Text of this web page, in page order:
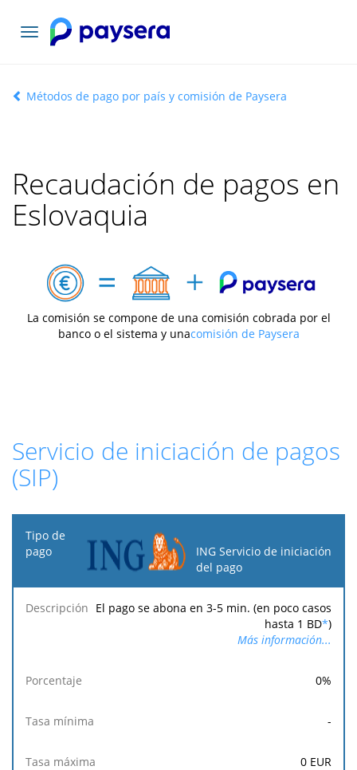
Toggle
navigation
Métodos de pago por país y comisión de Paysera
Recaudación de pagos en
Eslovaquia
La comisión se compone de una comisión cobrada por el
banco o el sistema y unacomisión de Paysera
Servicio de iniciación de pagos
(SIP)
Tipo
de
Descripción Porcentaje
Tasa
Tasa
máxima
Tasa
ING Servicio de iniciación
del pago
El pago se abona en 3-5 min. (en poco casos
hasta 1 BD*)
Más información...
0%
-
0 EUR